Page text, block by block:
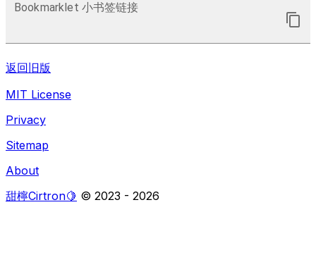
Bookmarklet 小书签链接
返回旧版
MIT License
Privacy
Sitemap
About
甜檸Cirtron🍋 © 2023 - 2026